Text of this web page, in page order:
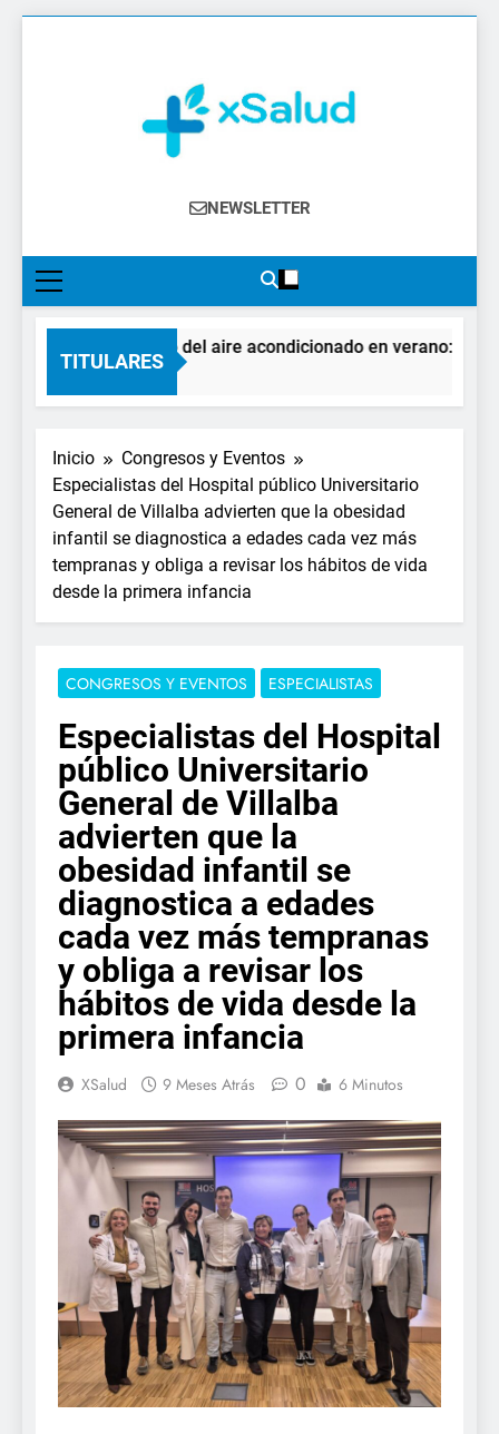
XSalud
Noticias Del Sector Salud. Congresos Y
Farmacéutica, Atención Primaria,
Especialistas, Farmacia, Etc…
NEWSLETTER
TITULARES
El impacto del aire acondicionado en verano:
4 Días Atrás
Inicio
Congresos y Eventos
Especialistas del Hospital público Universitario
General de Villalba advierten que la obesidad
infantil se diagnostica a edades cada vez más
tempranas y obliga a revisar los hábitos de vida
desde la primera infancia
CONGRESOS Y EVENTOS ESPECIALISTAS
Especialistas del Hospital
público Universitario
General de Villalba
advierten que la
obesidad infantil se
diagnostica a edades
cada vez más tempranas
y obliga a revisar los
hábitos de vida desde la
primera infancia
XSalud 9 Meses Atrás 0 6 Minutos